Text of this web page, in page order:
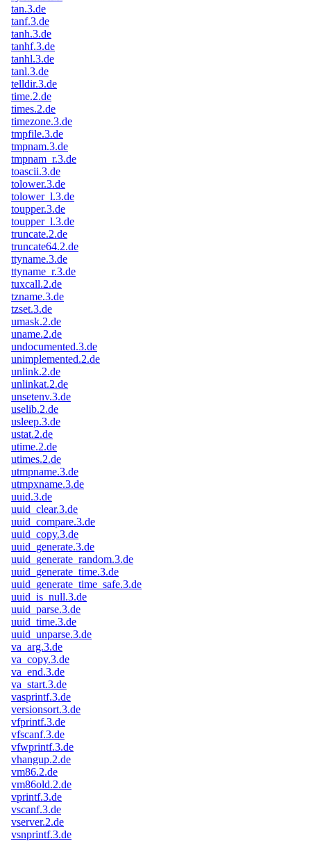
tan.3.de
tanf.3.de
tanh.3.de
tanhf.3.de
tanhl.3.de
tanl.3.de
telldir.3.de
time.2.de
times.2.de
timezone.3.de
tmpfile.3.de
tmpnam.3.de
tmpnam_r.3.de
toascii.3.de
tolower.3.de
tolower_l.3.de
toupper.3.de
toupper_l.3.de
truncate.2.de
truncate64.2.de
ttyname.3.de
ttyname_r.3.de
tuxcall.2.de
tzname.3.de
tzset.3.de
umask.2.de
uname.2.de
undocumented.3.de
unimplemented.2.de
unlink.2.de
unlinkat.2.de
unsetenv.3.de
uselib.2.de
usleep.3.de
ustat.2.de
utime.2.de
utimes.2.de
utmpname.3.de
utmpxname.3.de
uuid.3.de
uuid_clear.3.de
uuid_compare.3.de
uuid_copy.3.de
uuid_generate.3.de
uuid_generate_random.3.de
uuid_generate_time.3.de
uuid_generate_time_safe.3.de
uuid_is_null.3.de
uuid_parse.3.de
uuid_time.3.de
uuid_unparse.3.de
va_arg.3.de
va_copy.3.de
va_end.3.de
va_start.3.de
vasprintf.3.de
versionsort.3.de
vfprintf.3.de
vfscanf.3.de
vfwprintf.3.de
vhangup.2.de
vm86.2.de
vm86old.2.de
vprintf.3.de
vscanf.3.de
vserver.2.de
vsnprintf.3.de